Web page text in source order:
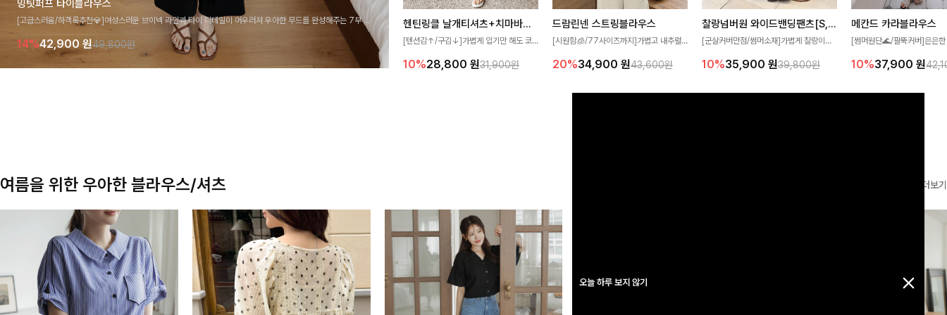
오늘 하루 보지 않기
밍팃퍼프 타이블라우스
[고급스러움/하객룩추천💎]여성스러운 브이넥 라인과 타이 디테일이 어우러져 우아한 무드를 완성해주는 7부 블
라우스 🤍 여유로운 7부 소매로 편안하게 착용되며 데일리룩부터 출근룩, 하객룩까지 세련된 스타일링을 연출하
기 좋은 아이템이에요
14%42,900 원49,800원
헨틴링클 날개티셔츠+치마바지SET
[텐션감↑/구김↓]가볍게 입기만 해도 코
게 퍼지는 프릴 날개 소매가 우아한 포인트
10%28,800 원31,900원
드람린넨 스트링블라우스
[시원함🧊/77사이즈까지]가볍고 내추럴
없는 슬릿 카라 디자인이 얼굴선을 더욱 시
20%34,900 원43,600원
찰랑넘버원 와이드밴딩팬츠[S,M,L사이즈]
[군살커버만점/썸머소재]가볍게 찰랑이는
편안하게 착용하실 수 있는 팬츠입니다 🖤
감 있는 착용감을 더해드려요!
10%35,900 원39,800원
메칸드 카라블라우스
[썸머원단🌊/팔뚝커버]은은
세련된 무드를 연출해주는 블
은 베이직한 디자인!
10%37,900 원
여름을 위한 우아한 블라우스/셔츠 더보기